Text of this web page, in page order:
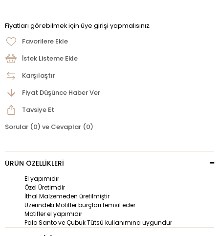
Fiyatları görebilmek için üye girişi yapmalısınız.
Favorilere Ekle
İstek Listeme Ekle
Karşılaştır
Fiyat Düşünce Haber Ver
Tavsiye Et
Sorular (0) ve Cevaplar (0)
ÜRÜN ÖZELLIKLERI
El yapımıdır
Özel Üretimdir
İthal Malzemeden üretilmiştir
Üzerindeki Motifler burçları temsil eder
Motifler el yapımıdır
Palo Santo ve Çubuk Tütsü kullanımına uygundur